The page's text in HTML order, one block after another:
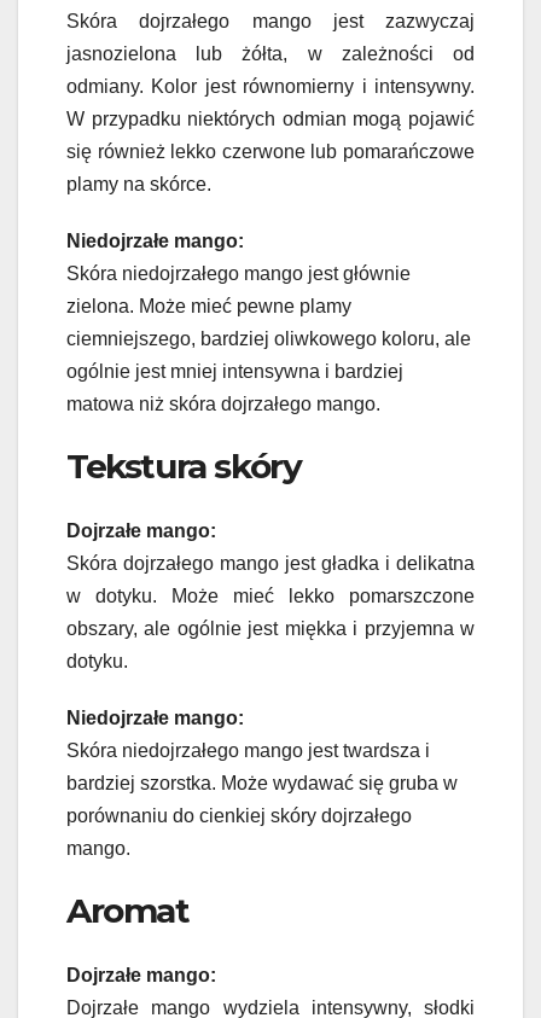
Skóra dojrzałego mango jest zazwyczaj
jasnozielona lub żółta, w zależności od
odmiany. Kolor jest równomierny i intensywny.
W przypadku niektórych odmian mogą pojawić
się również lekko czerwone lub pomarańczowe
plamy na skórce.
Niedojrzałe mango:
Skóra niedojrzałego mango jest głównie
zielona. Może mieć pewne plamy
ciemniejszego, bardziej oliwkowego koloru, ale
ogólnie jest mniej intensywna i bardziej
matowa niż skóra dojrzałego mango.
Tekstura skóry
Dojrzałe mango:
Skóra dojrzałego mango jest gładka i delikatna
w dotyku. Może mieć lekko pomarszczone
obszary, ale ogólnie jest miękka i przyjemna w
dotyku.
Niedojrzałe mango:
Skóra niedojrzałego mango jest twardsza i
bardziej szorstka. Może wydawać się gruba w
porównaniu do cienkiej skóry dojrzałego
mango.
Aromat
Dojrzałe mango:
Dojrzałe mango wydziela intensywny, słodki